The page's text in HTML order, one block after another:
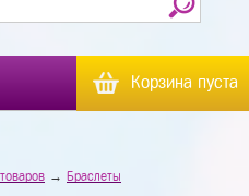
Корзина пуста
→ Браслеты